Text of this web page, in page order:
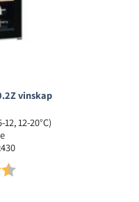
vinskap
12-20°C)